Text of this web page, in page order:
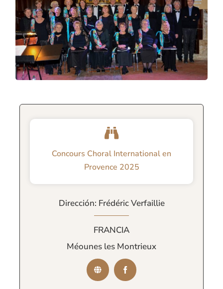
Concours Choral International en
Provence 2025
Dirección: Frédéric Verfaillie
FRANCIA
Méounes les Montrieux